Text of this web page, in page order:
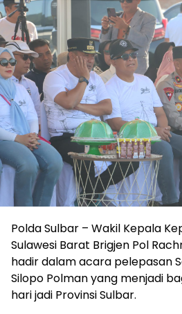
Polda Sulbar – Wakil Kepala
Sulawesi Barat Brigjen Pol
hadir dalam acara pelepasan
Silopo Polman yang menjadi
hari jadi Provinsi Sulbar.